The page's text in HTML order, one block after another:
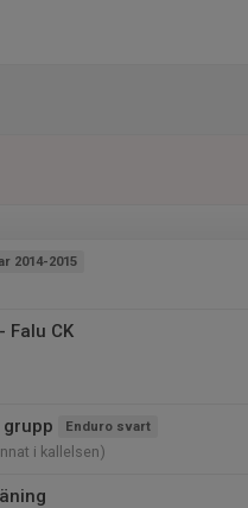
2014-2015
Falu CK
Enduro svart
i kallelsen)